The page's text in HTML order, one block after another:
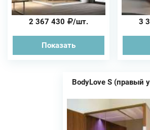
2 367 430 /шт.
Показать
3
BodyLove S (правый